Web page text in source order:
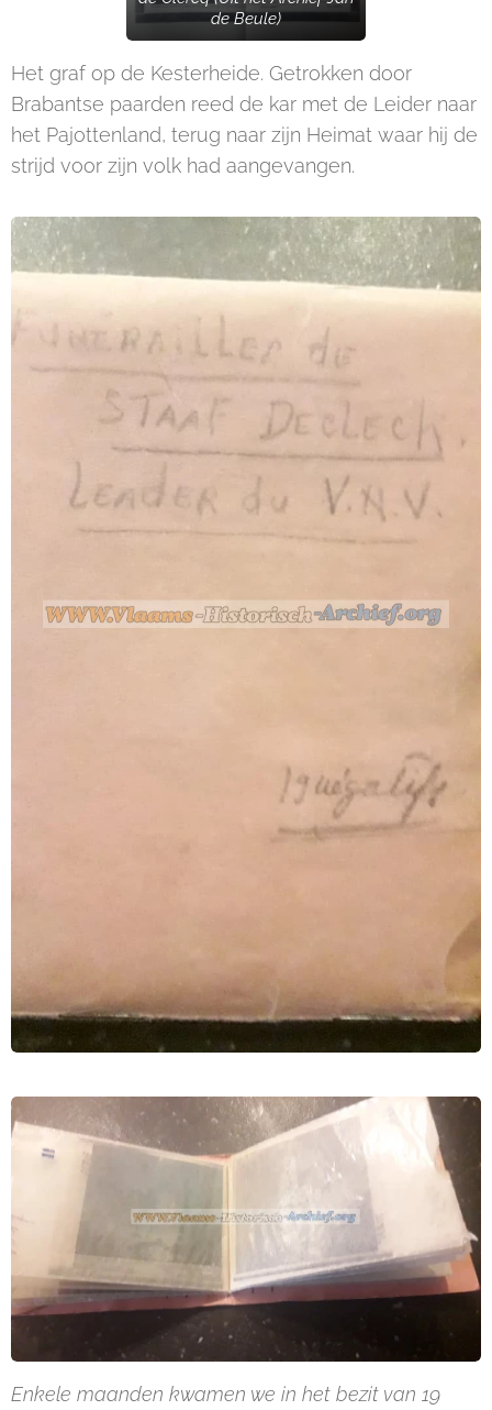
de Beule)
Het graf op de Kesterheide. Getrokken door
Brabantse paarden reed de kar met de Leider naar
het Pajottenland, terug naar zijn Heimat waar hij de
strijd voor zijn volk had aangevangen.
Enkele maanden kwamen we in het bezit van 19